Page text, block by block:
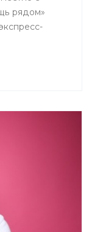
рядом»